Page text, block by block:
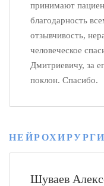
принимают
благодарность
отзывчивость,
человеческое
Дмитриевичу, за
поклон. Спасибо.
Шуваев